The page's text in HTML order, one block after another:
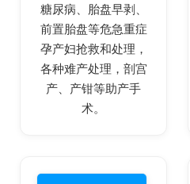
糖尿病、胎盘早剥、
前置胎盘等危急重症
孕产妇抢救和处理，
各种难产处理，剖宫
产、产钳等助产手
术。